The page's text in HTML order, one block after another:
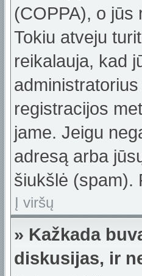
(COPPA), o jūs
Tokiu atveju
reikalauja, kad
registracijos
jame. Jeigu
adresą arba
šiukšlė (spam).
Į viršų
» Kažkada
diskusijas, ir